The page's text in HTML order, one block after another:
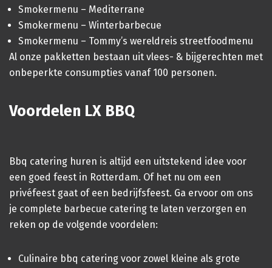
Smokermenu – Mediterrane
Smokermenu – Winterbarbecue
Smokermenu – Tommy’s wereldreis streetfoodmenu
Al onze pakketten bestaan uit vlees- & bijgerechten met
onbeperkte consumpties vanaf 100 personen.
Voordelen LX BBQ
Bbq catering huren is altijd een uitstekend idee voor
een goed feest in Rotterdam. Of het nu om een
privéfeest gaat of een bedrijfsfeest. Ga ervoor om ons
je complete barbecue catering te laten verzorgen en
reken op de volgende voordelen:
Culinaire bbq catering voor zowel kleine als grote